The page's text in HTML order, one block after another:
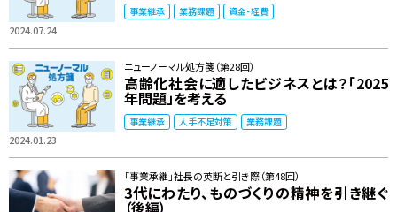
2024.07.24
事業継承 業務課題 資金・経費
2024.01.23
ニューノーマル処方箋（第28回）
高齢化社会に適したビジネスとは？「2025
年問題」を考える
事業継承 人手不足対策 業務課題
「事業承継」社長の英断と引き際（第48回）
3代にわたり、ものづくりの精神を引き継ぐ
（後編）